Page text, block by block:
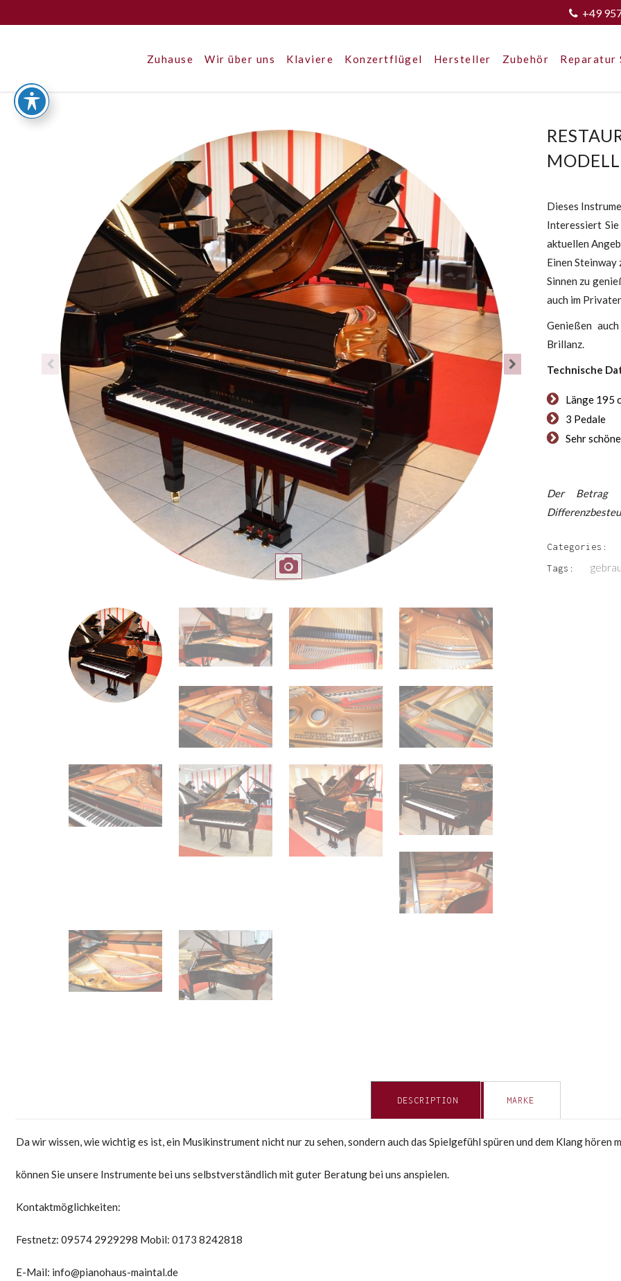
+49
Zuhause Wir über uns Klaviere Konzertflügel Hersteller Zubehör Reparatur
Dieses
Interessiert
aktuellen
Einen Steinway
Sinnen zu
auch im
Genießen
Brillanz.
Technische
Länge 195
3 Pedale
Sehr
Der Betrag
Categories:
Tags:
DESCRIPTION MARKE
Da wir wissen, wie wichtig es ist, ein Musikinstrument nicht nur zu sehen, sondern auch das Spielgefühl spüren und dem Klang hören
können Sie unsere Instrumente bei uns selbstverständlich mit guter Beratung bei uns anspielen.
Kontaktmöglichkeiten:
Festnetz: 09574 2929298 Mobil: 0173 8242818
E-Mail: info@pianohaus-maintal.de